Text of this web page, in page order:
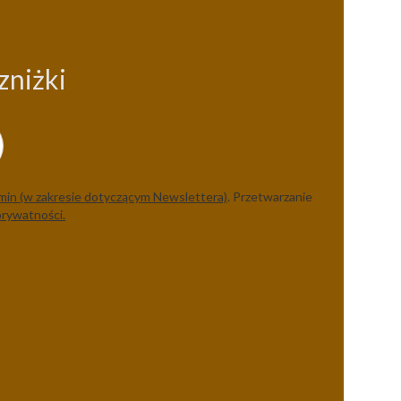
(w zakresie dotyczącym Newslettera). Przetwarzanie